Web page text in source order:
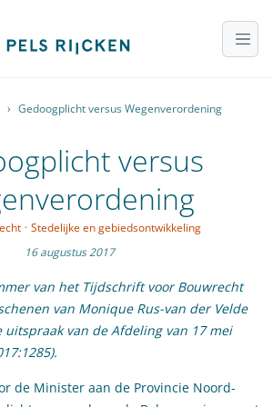
› Gedoogplicht versus Wegenverordening
versus
· Stedelijke en gebiedsontwikkeling
16 augustus 2017
van het Tijdschrift voor Bouwrecht
van Monique Rus-van der Velde
uitspraak van de Afdeling van 17 mei
de Minister aan de Provincie Noord-